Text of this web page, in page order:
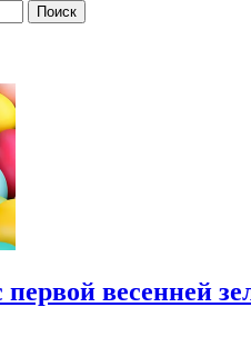
весенней